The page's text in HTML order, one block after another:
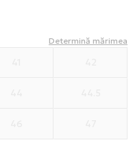
Determină mărimea